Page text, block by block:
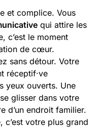
et complice. Vous
qui attire les
c’est le moment
de cœur.
sans détour. Votre
réceptif·ve
yeux ouverts. Une
glisser dans votre
d’un endroit familier.
c’est votre plus grand